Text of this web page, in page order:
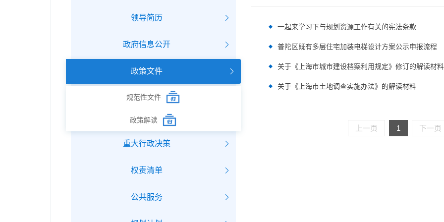
领导简历
政府信息公开
政策文件
规范性文件
政策解读
重大行政决策
权责清单
公共服务
一起来学习下与规划资源工作有关的宪法条款
普陀区既有多层住宅加装电梯设计方案公示申报流程
关于《上海市城市建设档案利用规定》修订的解读材料
关于《上海市土地调查实施办法》的解读材料
上一页 1 下一页